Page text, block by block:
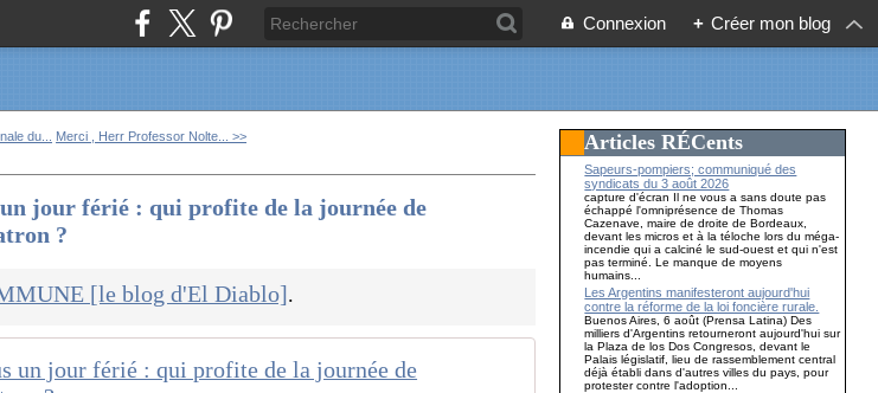
Connexion + Créer mon blog
du... Merci , Herr Professor Nolte... >>
jour férié : qui profite de la journée de
?
[le blog d'El Diablo].
Articles RÉCents
Sapeurs-pompiers; communiqué des
syndicats du 3 août 2026
capture d'écran Il ne vous a sans doute pas
échappé l'omniprésence de Thomas
Cazenave, maire de droite de Bordeaux,
devant les micros et à la téloche lors du méga-
incendie qui a calciné le sud-ouest et qui n'est
pas terminé. Le manque de moyens
humains...
Les Argentins manifesteront aujourd'hui
contre la réforme de la loi foncière rurale.
Buenos Aires, 6 août (Prensa Latina) Des
milliers d'Argentins retourneront aujourd'hui sur
la Plaza de los Dos Congresos, devant le
Palais législatif, lieu de rassemblement central
déjà établi dans d'autres villes du pays, pour
protester contre l'adoption...